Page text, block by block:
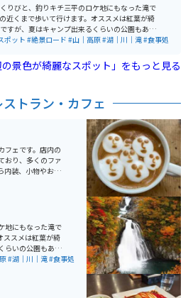
りびと、釣りキチ三平のロケ地にもなった滝で
近くまで歩いて行けます。オススメは紅葉が綺
すが、夏はキャンプ出来るくらいの公園もある
めます。アブや虫が多いので虫除けは必須で
鳥海ブルーラインも近いので合わせて行けま
ポット #絶景ロード #山｜高原#湖｜川｜滝#食事処
の景色が綺麗なスポット」をもっと見る
トラン・カフェ
フェです。店内の
おり、多くのファ
内装、小物やお食
度行ったら何度
約をしてから行
地にもなった滝で
ススメは紅葉が綺
らいの公園もある
虫除けは必須で
#湖｜川｜滝#食事処